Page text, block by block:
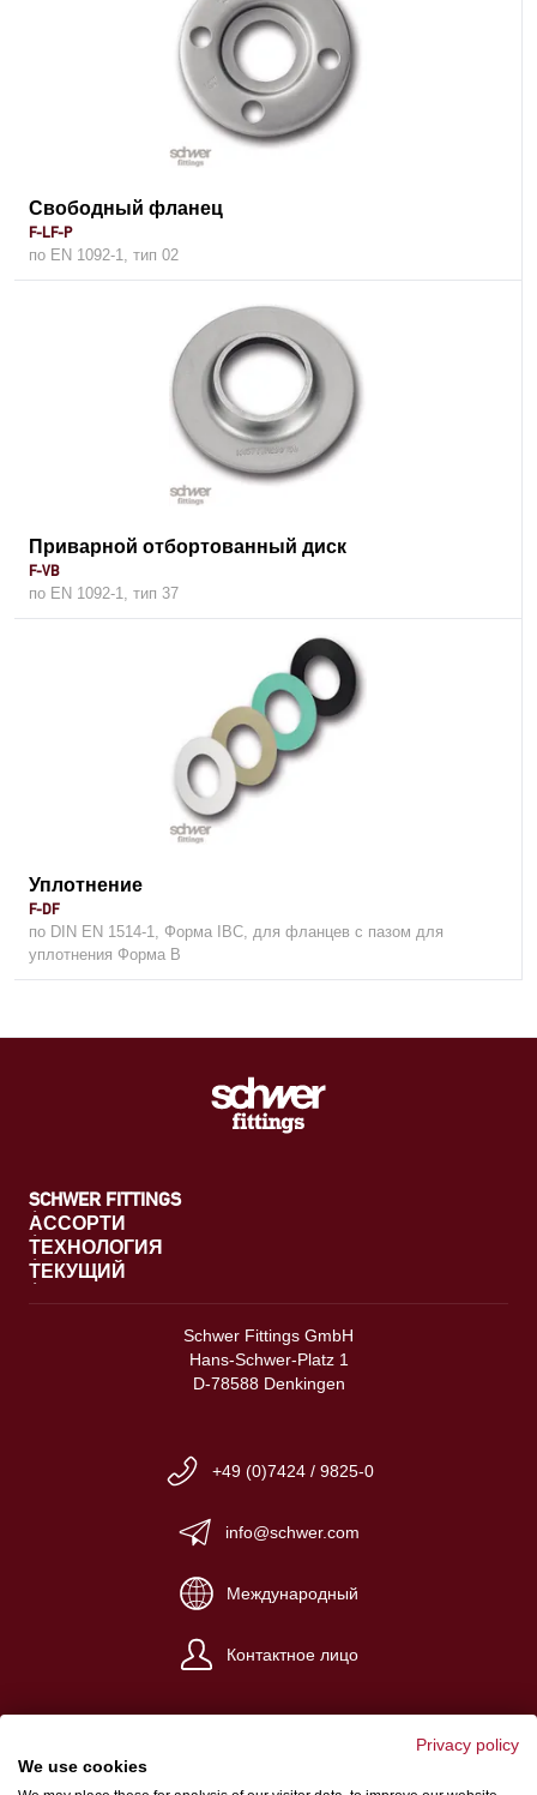
Свободный фланец
F-LF-P
по EN 1092-1, тип 02
Приварной отбортованный диск
F-VB
по EN 1092-1, тип 37
Уплотнение
F-DF
по DIN EN 1514-1, Форма IBC, для фланцев с пазом для
уплотнения Форма B
SCHWER FITTINGS
АССОРТИ
ТЕХНОЛОГИЯ
ТЕКУЩИЙ
Schwer Fittings GmbH
Hans-Schwer-Platz 1
D-78588 Denkingen
+49 (0)7424 / 9825-0
info@schwer.com
Международный
Контактное лицо
Privacy policy
We use cookies